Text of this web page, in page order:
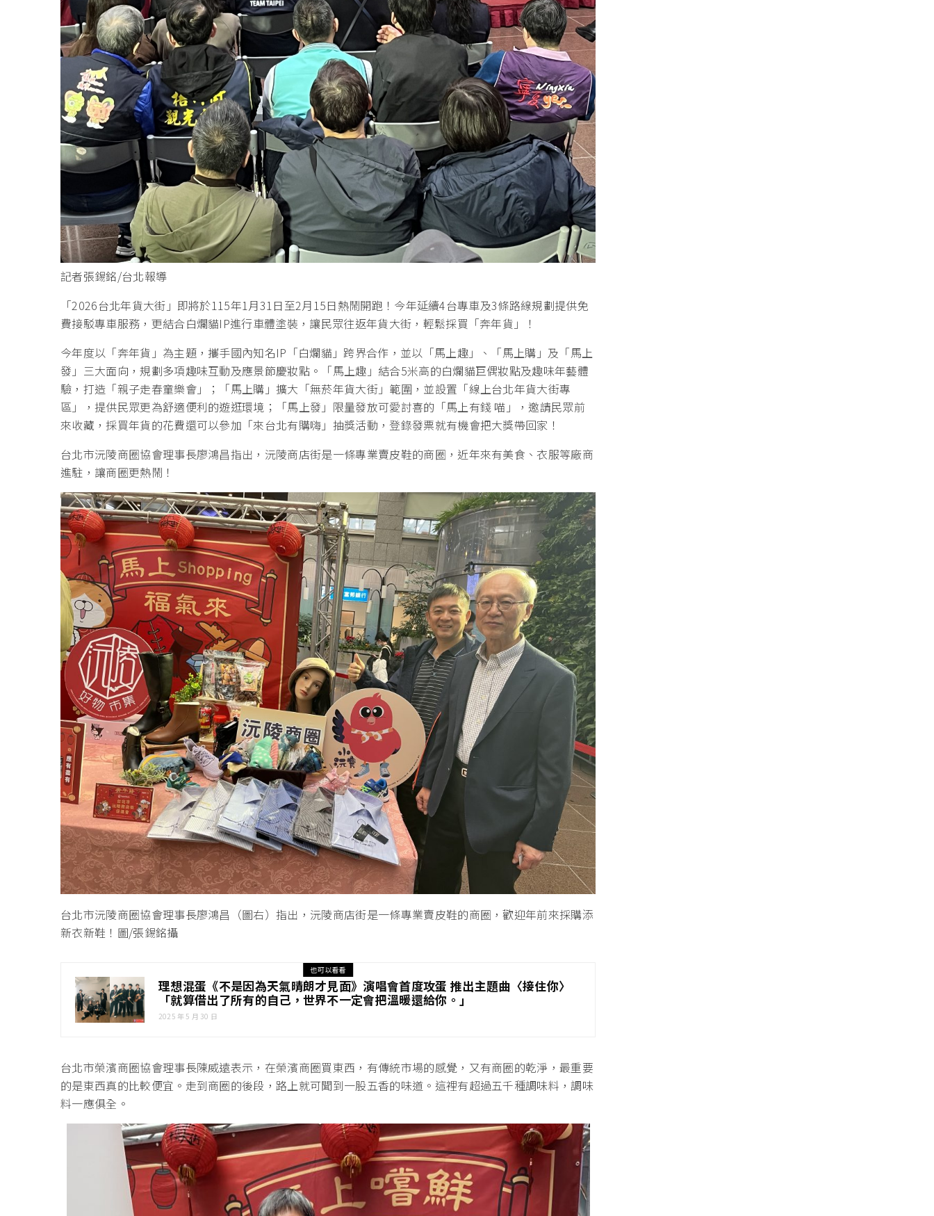
記者張錫銘/台北報導
「2026台北年貨大街」即將於115年1月31日至2月15日熱鬧開跑！今年延續4台專車及3條路線規劃提供免
費接駁專車服務，更結合白爛貓IP進行車體塗裝，讓民眾往返年貨大街，輕鬆採買「奔年貨」！
今年度以「奔年貨」為主題，攜手國內知名IP「白爛貓」跨界合作，並以「馬上趣」、「馬上購」及「馬上
發」三大面向，規劃多項趣味互動及應景節慶妝點。「馬上趣」結合5米高的白爛貓巨偶妝點及趣味年藝體
驗，打造「親子走春童樂會」；「馬上購」擴大「無菸年貨大街」範圍，並設置「線上台北年貨大街專
區」，提供民眾更為舒適便利的遊逛環境；「馬上發」限量發放可愛討喜的「馬上有錢 喵」，邀請民眾前
來收藏，採買年貨的花費還可以參加「來台北有購嗨」抽獎活動，登錄發票就有機會把大獎帶回家！
台北市沅陵商圈協會理事長廖鴻昌指出，沅陵商店街是一條專業賣皮鞋的商圈，近年來有美食、衣服等廠商
進駐，讓商圈更熱鬧！
台北市沅陵商圈協會理事長廖鴻昌（圖右）指出，沅陵商店街是一條專業賣皮鞋的商圈，歡迎年前來採購添
新衣新鞋！圖/張錫銘攝
也可以看看
理想混蛋《不是因為天氣晴朗才見面》演唱會首度攻蛋 推出主題曲〈接住你〉
「就算借出了所有的自己，世界不一定會把溫暖還給你。」
2025 年 5 月 30 日
台北市榮濱商圈協會理事長陳威遠表示，在榮濱商圈買東西，有傳統市場的感覺，又有商圈的乾淨，最重要
的是東西真的比較便宜。走到商圈的後段，路上就可聞到一股五香的味道。這裡有超過五千種調味料，調味
料一應俱全。